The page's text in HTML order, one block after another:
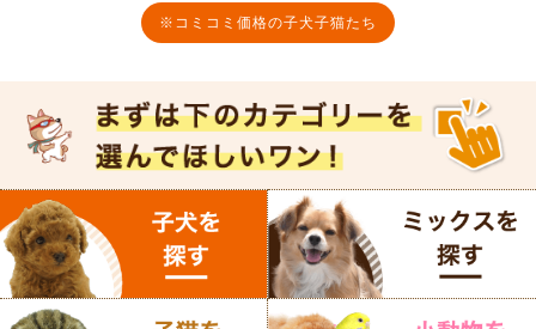
※コミコミ価格の子犬子猫たち